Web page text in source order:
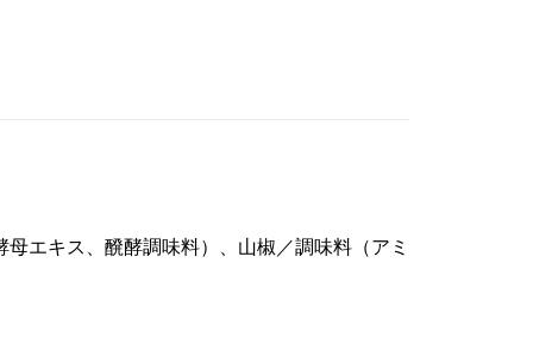
エキス、醗酵調味料）、山椒／調味料（アミ